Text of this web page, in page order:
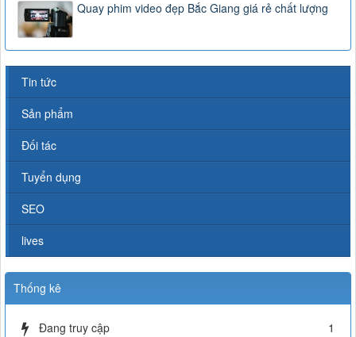
Quay phim video đẹp Bắc Giang giá rẻ chất lượng
Tin tức
Sản phẩm
Đối tác
Tuyển dụng
SEO
lives
Thống kê
Đang truy cập
1